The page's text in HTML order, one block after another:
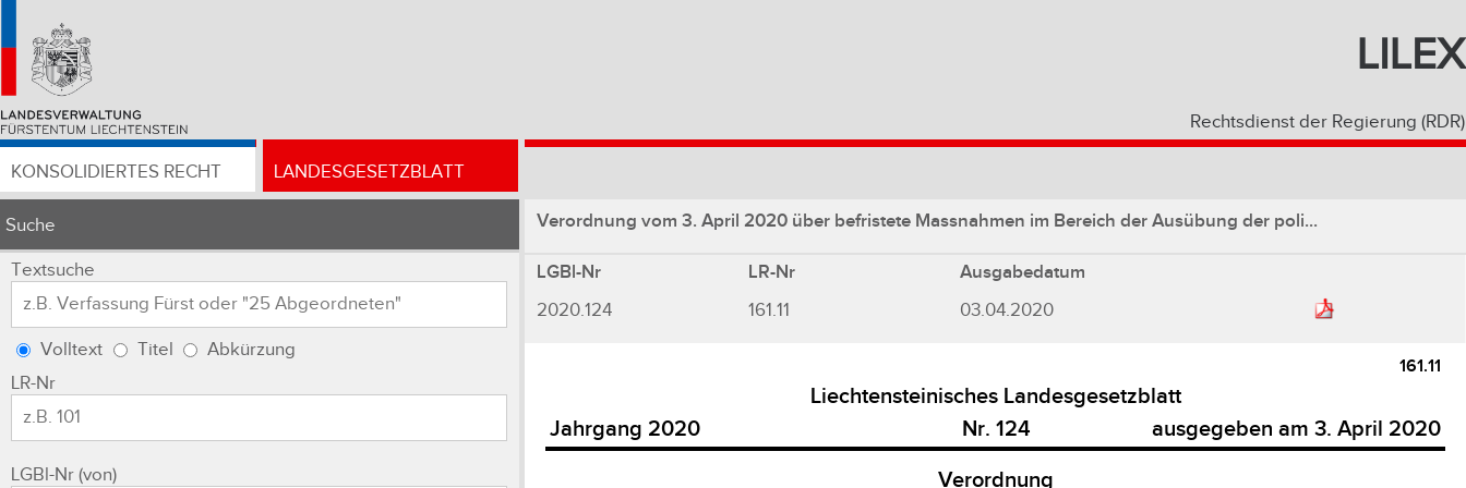
LILEX
Rechtsdienst der Regierung (RDR)
KONSOLIDIERTES RECHT LANDESGESETZBLATT
Suche
Textsuche
Volltext Titel
Abkürzung
LR-Nr
LGBl-Nr (von)
Verordnung vom 3. April 2020 über befristete Massnahmen im Bereich der Ausübung der poli...
LGBl-Nr LR-Nr Ausgabedatum
2020.124 161.11 03.04.2020